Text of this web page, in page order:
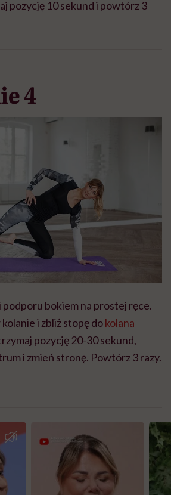
pozycję 10 sekund i powtórz 3
4
podporu bokiem na prostej ręce.
i zbliż stopę dokolana
pozycję 20-30 sekund,
i zmień stronę. Powtórz 3 razy.